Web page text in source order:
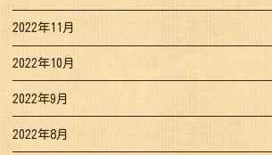
2022年11月
2022年10月
2022年9月
2022年8月